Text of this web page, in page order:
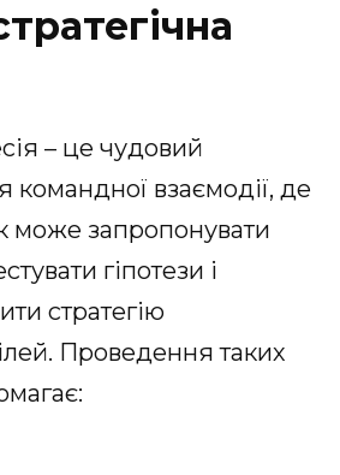
– це чудовий
командної взаємодії, де
може запропонувати
гіпотези і
стратегію
Проведення таких